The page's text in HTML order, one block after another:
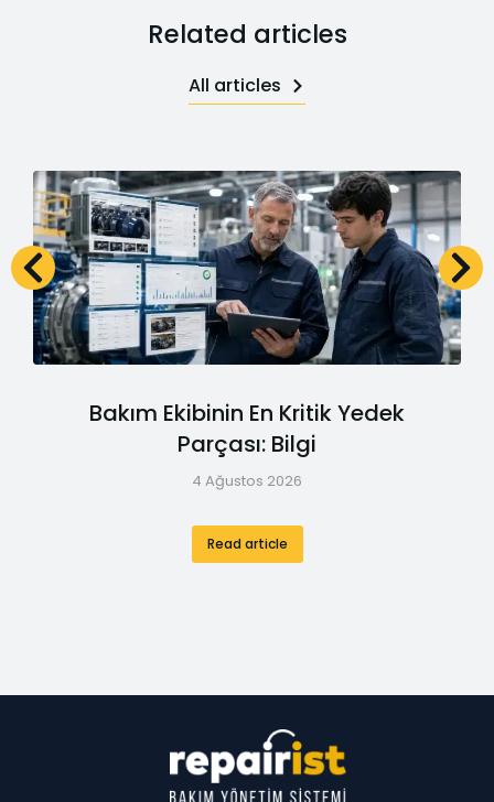
Related articles
All articles
Bakım Ekibinin En Kritik Yedek
Parçası: Bilgi
4 Ağustos 2026
Read article